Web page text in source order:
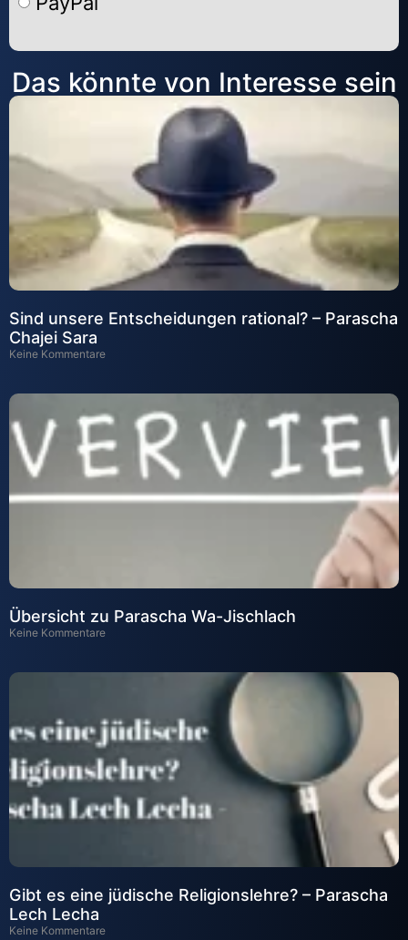
Alternative:
Das könnte von Interesse sein
Sind unsere Entscheidungen rational? – Parascha
Chajei Sara
Keine Kommentare
Übersicht zu Parascha Wa-Jischlach
Keine Kommentare
Gibt es eine jüdische Religionslehre? – Parascha
Lech Lecha
Keine Kommentare